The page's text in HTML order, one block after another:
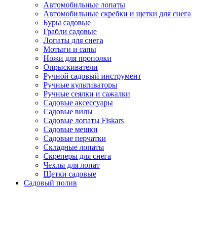
Автомобильные лопаты
Автомобильные скребки и щетки для снега
Буры садовые
Грабли садовые
Лопаты для снега
Мотыги и сапы
Ножи для прополки
Опрыскиватели
Ручной садовый инструмент
Ручные культиваторы
Ручные сеялки и сажалки
Садовые аксессуары
Садовые вилы
Садовые лопаты Fiskars
Садовые мешки
Садовые перчатки
Складные лопаты
Скреперы для снега
Чехлы для лопат
Щетки садовые
Садовый полив